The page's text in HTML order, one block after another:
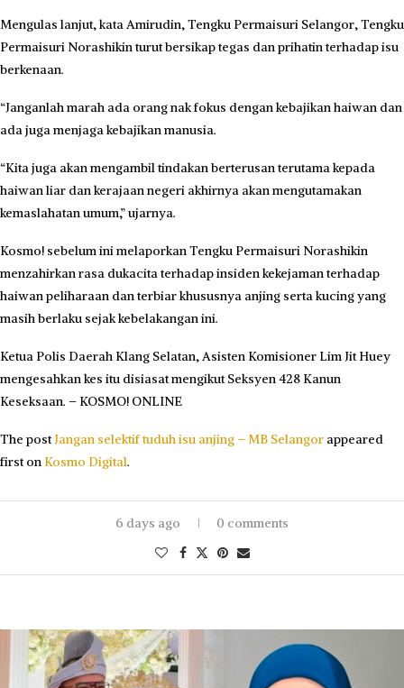
Mengulas lanjut, kata Amirudin, Tengku Permaisuri Selangor, Tengku
Permaisuri Norashikin turut bersikap tegas dan prihatin terhadap isu
berkenaan.
“Janganlah marah ada orang nak fokus dengan kebajikan haiwan dan
ada juga menjaga kebajikan manusia.
“Kita juga akan mengambil tindakan berterusan terutama kepada
haiwan liar dan kerajaan negeri akhirnya akan mengutamakan
kemaslahatan umum,” ujarnya.
Kosmo! sebelum ini melaporkan Tengku Permaisuri Norashikin
menzahirkan rasa dukacita terhadap insiden kekejaman terhadap
haiwan peliharaan dan terbiar khususnya anjing serta kucing yang
masih berlaku sejak kebelakangan ini.
Ketua Polis Daerah Klang Selatan, Asisten Komisioner Lim Jit Huey
mengesahkan kes itu disiasat mengikut Seksyen 428 Kanun
Keseksaan. – KOSMO! ONLINE
The postJangan selektif tuduh isu anjing – MB Selangor appeared
first on Kosmo Digital.
6 days ago 0 comments